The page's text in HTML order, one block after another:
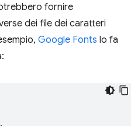
fornire
dei file dei caratteri
Google Fonts lo fa